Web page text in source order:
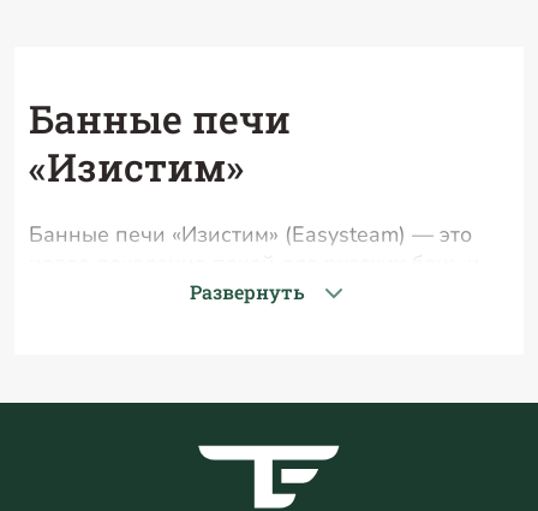
Банные печи
«Изистим»
Банные печи «Изистим» (Easysteam) — это
новое поколение печей для русских бань и
саун. Российская компания Easysteam
Каминная дверца с панорамным
остеклением, которая даёт возможность
Развернуть